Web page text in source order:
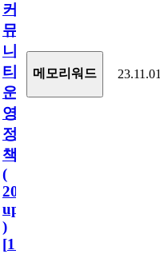
커
뮤
니
티
운
영
정
책
(
2023.11.1
update
)
[110
메모리워드 23.11.01